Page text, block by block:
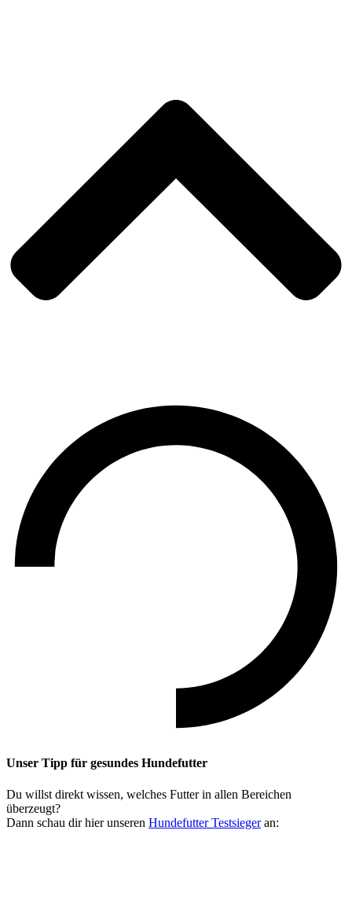
Unser Tipp für gesundes Hundefutter
Du willst direkt wissen, welches Futter in allen Bereichen
überzeugt?
Dann schau dir hier unseren Hundefutter Testsiegeran: